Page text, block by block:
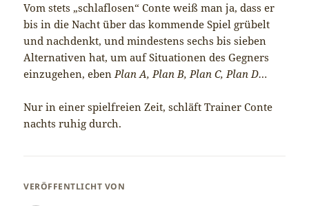
Vom stets „schlaflosen“ Conte weiß man ja, dass er
bis in die Nacht über das kommende Spiel grübelt
und nachdenkt, und mindestens sechs bis sieben
Alternativen hat, um auf Situationen des Gegners
einzugehen, ebenPlan A, Plan B, Plan C, Plan D…
Nur in einer spielfreien Zeit, schläft Trainer Conte
nachts ruhig durch.
VERÖFFENTLICHT VON